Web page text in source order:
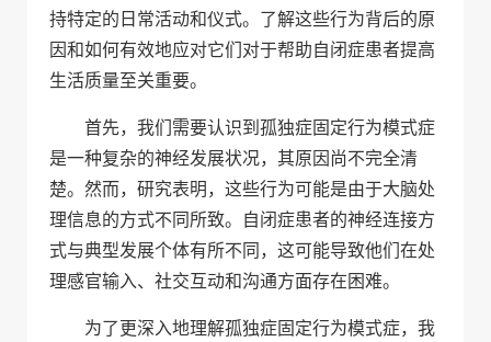
持特定的日常活动和仪式。了解这些行为背后的原
因和如何有效地应对它们对于帮助自闭症患者提高
生活质量至关重要。
首先，我们需要认识到孤独症固定行为模式症
是一种复杂的神经发展状况，其原因尚不完全清
楚。然而，研究表明，这些行为可能是由于大脑处
理信息的方式不同所致。自闭症患者的神经连接方
式与典型发展个体有所不同，这可能导致他们在处
理感官输入、社交互动和沟通方面存在困难。
为了更深入地理解孤独症固定行为模式症，我